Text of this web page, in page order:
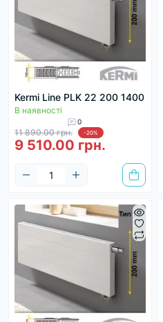
Kermi Line PLK 22 200 1400
В наявності
0
11 890.00 грн. -20%
9 510.00 грн.